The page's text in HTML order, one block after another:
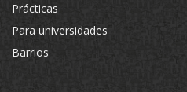
Prácticas
Para universidades
Barrios